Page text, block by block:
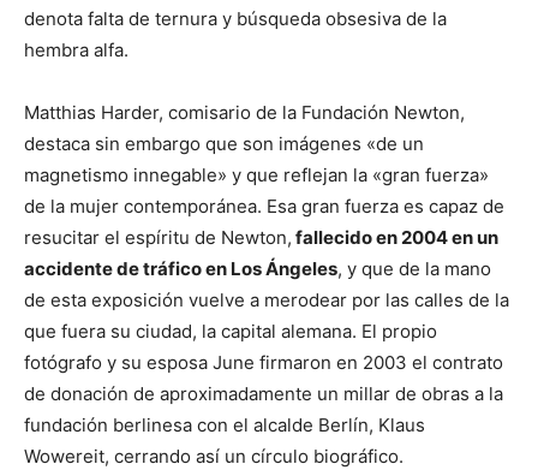
denota falta de ternura y búsqueda obsesiva de la
hembra alfa.
Matthias Harder, comisario de la Fundación Newton,
destaca sin embargo que son imágenes «de un
magnetismo innegable» y que reflejan la «gran fuerza»
de la mujer contemporánea. Esa gran fuerza es capaz de
resucitar el espíritu de Newton, fallecido en 2004 en un
accidente de tráfico en Los Ángeles, y que de la mano
de esta exposición vuelve a merodear por las calles de la
que fuera su ciudad, la capital alemana. El propio
fotógrafo y su esposa June firmaron en 2003 el contrato
de donación de aproximadamente un millar de obras a la
fundación berlinesa con el alcalde Berlín, Klaus
Wowereit, cerrando así un círculo biográfico.